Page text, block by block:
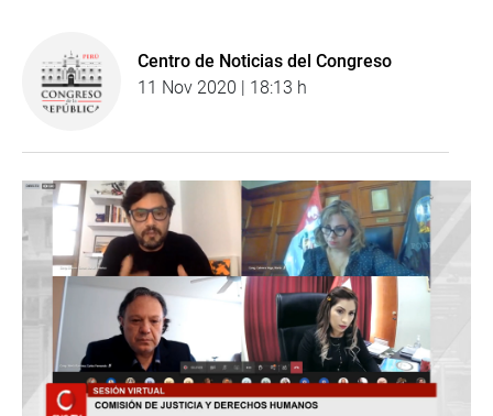
Centro de Noticias del Congreso
11 Nov 2020 | 18:13 h